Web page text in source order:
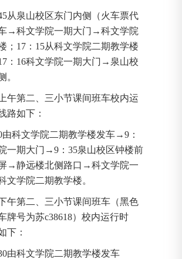
从泉山校区东门内侧（火车票代
→科文学院一期大门→科文学院
； 17 ： 15从科文学院二期教学楼
： 16科文学院一期大门→泉山校
。
午第二、三小节课间班车校内运
路如下：
由科文学院二期教学楼发车→9 ：
一期大门→9 ： 35泉山校区钟楼前
→静远楼北侧路口→科文学院一
文学院二期教学楼。
午第二、三小节课间班车（黑色
牌号为苏c38618）校内运行时
下：
由科文学院二期教学楼发车